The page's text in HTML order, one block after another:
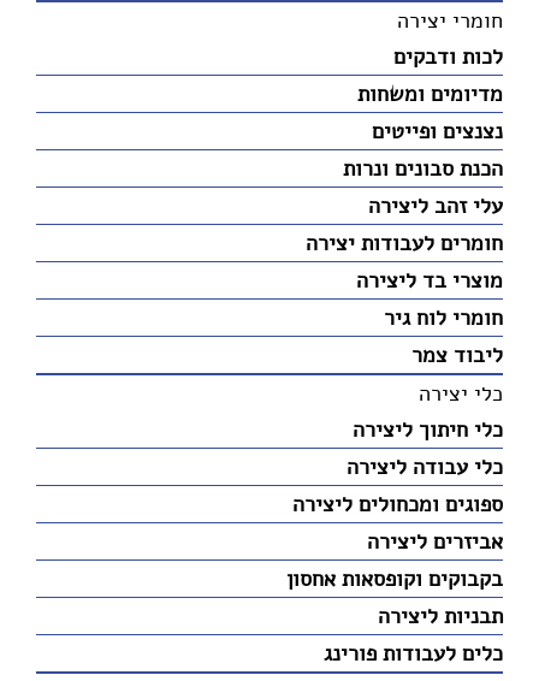
חומרי יצירה
לכות ודבקים
מדיומים ומשחות
נצנצים ופייטים
הכנת סבונים ונרות
עלי זהב ליצירה
חומרים לעבודות יצירה
מוצרי בד ליצירה
חומרי לוח גיר
ליבוד צמר
כלי יצירה
כלי חיתוך ליצירה
כלי עבודה ליצירה
ספוגים ומכחולים ליצירה
אביזרים ליצירה
בקבוקים וקופסאות אחסון
תבניות ליצירה
כלים לעבודות פורינג